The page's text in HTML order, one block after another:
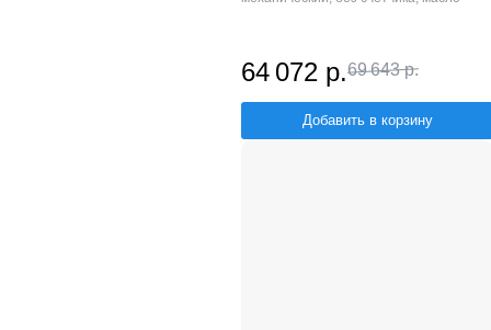
64 072 р.69 643 р.
Добавить в корзину